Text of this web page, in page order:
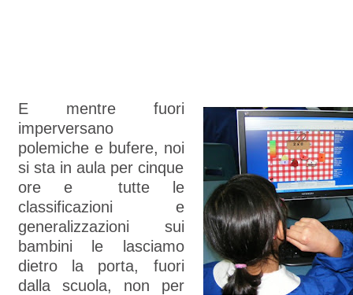
E mentre fuori
imperversano
polemiche e bufere, noi
si sta in aula per cinque
ore e tutte le
classificazioni e
generalizzazioni sui
bambini le lasciamo
dietro la porta, fuori
dalla scuola, non per